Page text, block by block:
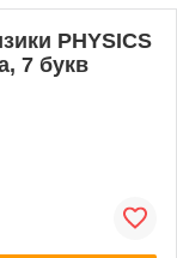
PHYSICS
7 букв